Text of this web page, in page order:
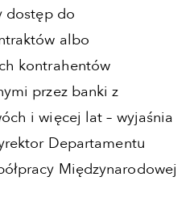
dostęp do
albo
kontrahentów
przez banki z
i więcej lat – wyjaśnia
Departamentu
Międzynarodowej